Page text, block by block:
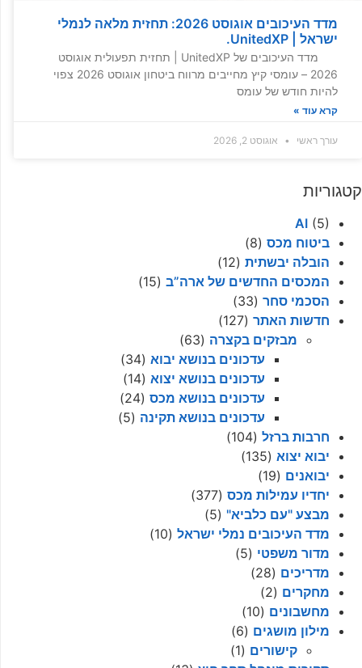
מדד העיכובים אוגוסט 2026: תחזית מלאה לנמלי
ישראל | UnitedXP.
מדד העיכובים של UnitedXP | תחזית תפעולית אוגוסט
2026 – עומסי קיץ מחייבים מרווח ביטחון אוגוסט 2026 צפוי
להיות חודש של עומס
קרא עוד »
עורך ראשי אוגוסט 2, 2026
קטגוריות
AI (5)
ביטוח מכס (8)
הובלה יבשתית (12)
המכסים החדשים של ארה”ב (15)
הסכמי סחר (33)
חדשות האתר (127)
מבזקים בקצרה (63)
עדכונים בנושא יבוא (34)
עדכונים בנושא יצוא (14)
עדכונים בנושא מכס (24)
עדכונים בנושא תקינה (5)
חרבות ברזל (104)
יבוא יצוא (135)
יבואנים (19)
יחדיו עמילות מכס (377)
מבצע "עם כלביא" (5)
מדד העיכובים נמלי ישראל (10)
מדור משפטי (5)
מדריכים (28)
מחקרים (2)
מחשבונים (10)
מילון מושגים (6)
קישורים (1)